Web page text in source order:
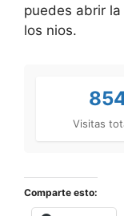
puedes abrir
los nios.
Visitas
Comparte esto: